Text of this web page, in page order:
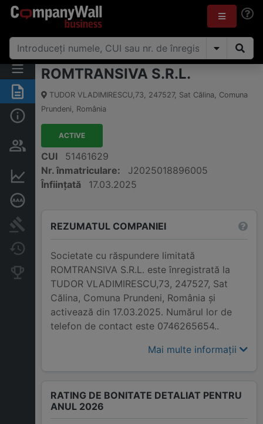
Rezumat
Informații de bază
Persoane și structură de
proprietate
Informații financiare
Publicații în instanță
Companii concurente
ROMTRANSIVA S.R.L.
TUDOR VLADIMIRESCU,73, 247527, Sat Călina, Comuna
Prundeni, România
ACTIVE
CUI
51461629
Nr. înmatriculare:
J2025018896005
Înființată
17.03.2025
REZUMATUL COMPANIEI
Societate cu răspundere limitată
ROMTRANSIVA S.R.L. este înregistrată la
TUDOR VLADIMIRESCU,73, 247527, Sat
Călina, Comuna Prundeni, România și
activează din 17.03.2025. Numărul lor de
telefon de contact este 0746265654..
Mai multe informații
RATING DE BONITATE DETALIAT PENTRU
ANUL 2026